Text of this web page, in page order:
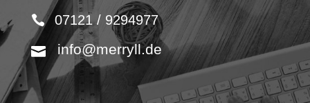
07121 / 9294977
info@merryll.de